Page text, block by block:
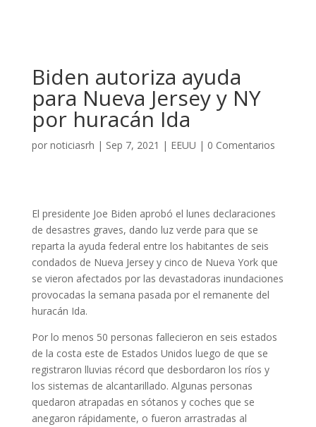
Biden autoriza ayuda
para Nueva Jersey y NY
por huracán Ida
por noticiasrh | Sep 7, 2021 | EEUU | 0 Comentarios
El presidente Joe Biden aprobó el lunes declaraciones
de desastres graves, dando luz verde para que se
reparta la ayuda federal entre los habitantes de seis
condados de Nueva Jersey y cinco de Nueva York que
se vieron afectados por las devastadoras inundaciones
provocadas la semana pasada por el remanente del
huracán Ida.
Por lo menos 50 personas fallecieron en seis estados
de la costa este de Estados Unidos luego de que se
registraron lluvias récord que desbordaron los ríos y
los sistemas de alcantarillado. Algunas personas
quedaron atrapadas en sótanos y coches que se
anegaron rápidamente, o fueron arrastradas al